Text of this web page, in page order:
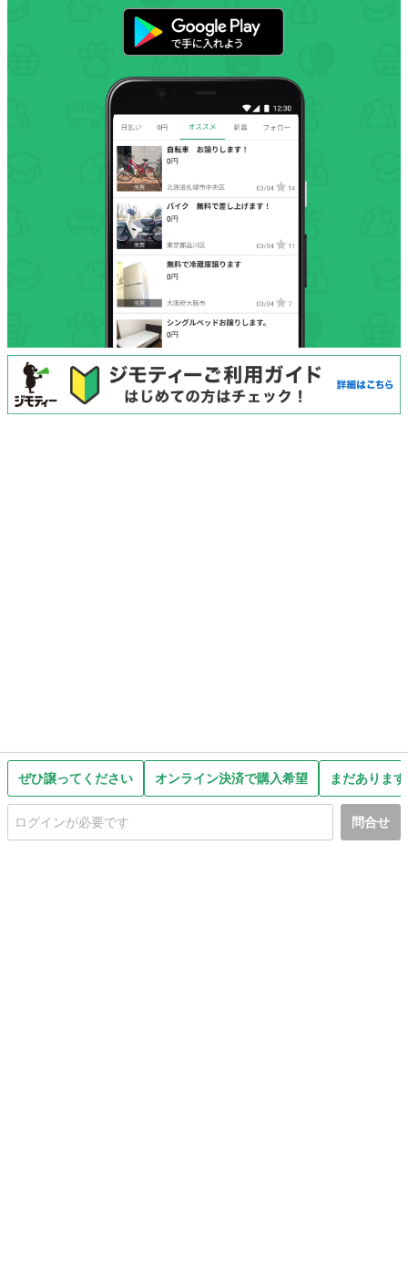
ぜひ譲ってください オンライン決済で購入希望 まだありま
問合せ